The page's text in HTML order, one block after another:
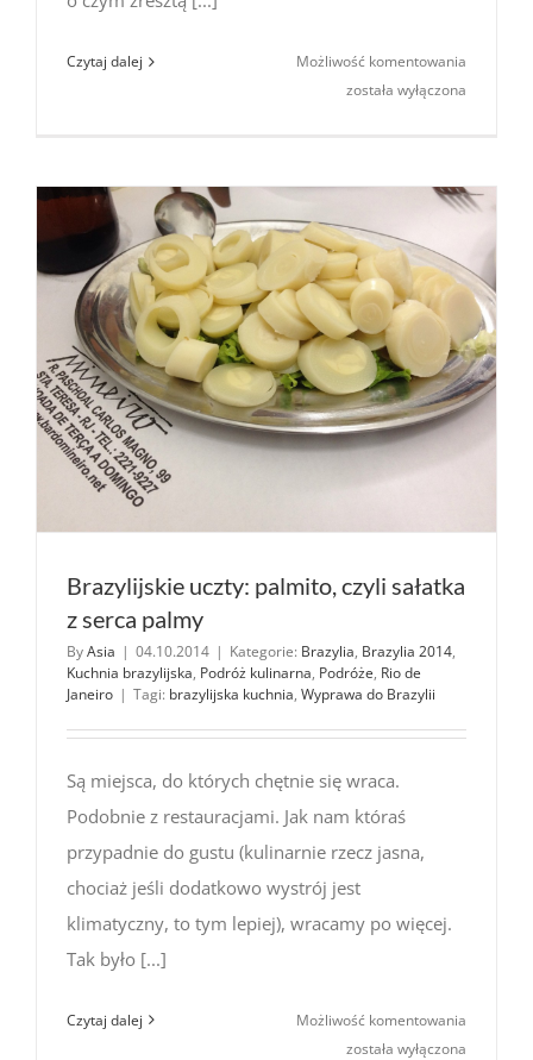
Czytaj dalej Możliwość komentowania
Na Rua
została wyłączona
Brazylijskie uczty: palmito, czyli sałatka
z serca palmy
ByAsia | 04.10.2014 | Kategorie: Brazylia, Brazylia 2014,
Kuchnia brazylijska, Podróż kulinarna, Podróże, Rio de
Janeiro | Tagi: brazylijska kuchnia, Wyprawa do Brazylii
Są miejsca, do których chętnie się wraca.
Podobnie z restauracjami. Jak nam któraś
przypadnie do gustu (kulinarnie rzecz jasna,
chociaż jeśli dodatkowo wystrój jest
klimatyczny, to tym lepiej), wracamy po więcej.
Tak było [...]
Czytaj dalej Możliwość komentowania
została wyłączona